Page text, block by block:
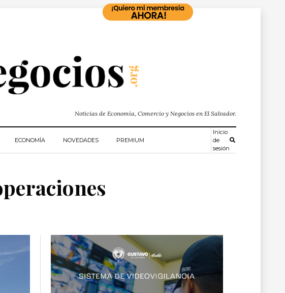
Noticias de Economía, Comercio y Negocios en El Salvador.
ECONOMÍA NOVEDADES PREMIUM
Inicio
de
sesión